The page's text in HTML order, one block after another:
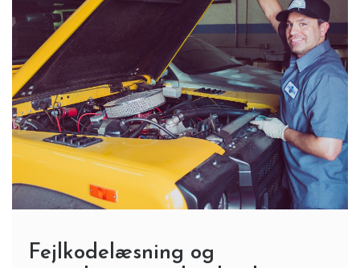
Fejlkodelæsning og